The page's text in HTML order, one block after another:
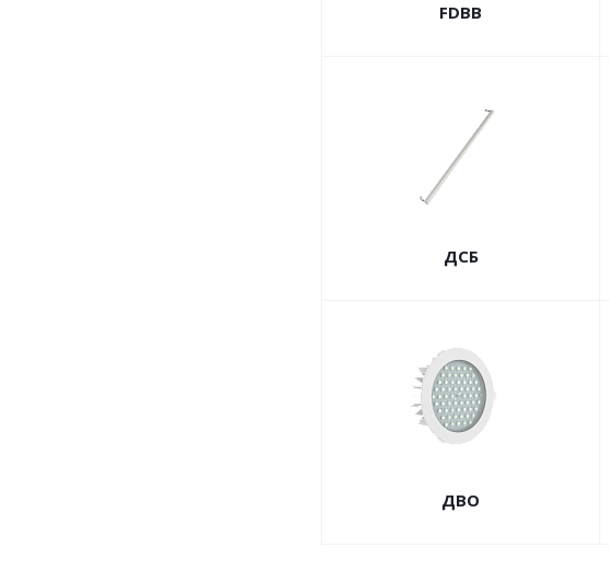
FDBB
ДСБ
ДВО